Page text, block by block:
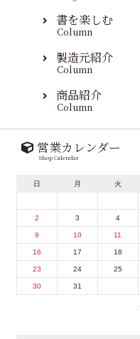
書を楽しむ
Column
製造元紹介
Column
商品紹介
Column
営業カレンダー
Shop Calendar
日 月 火
2 3 4
9 10 11
16 17 18
23 24 25
30 31